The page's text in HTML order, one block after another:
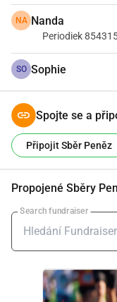
NA Nanda
Periodiek
SO Sophie
Spojte se a
Připojit Sběr Peněz
Propojené Sběry
Search fundraiser